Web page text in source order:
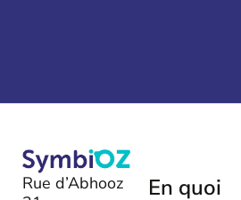
Rue d’Abhooz
En quoi